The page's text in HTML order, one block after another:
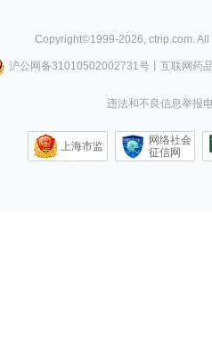
Copyright©1999-2026 ctrip.com .
沪公网备31010502002731号丨 互联网药
违法和不良信息举报
上海市监
网络社会
征信网